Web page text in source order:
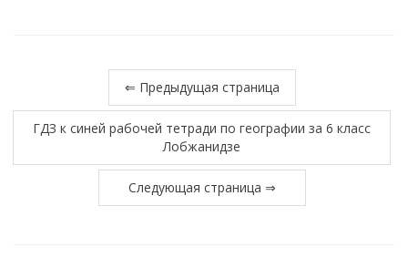
⇐ Предыдущая страница
ГДЗ к синей рабочей тетради по географии за 6 класс
Лобжанидзе
Следующая страница ⇒